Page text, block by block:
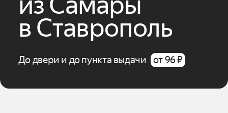
в Ставрополь
До двери и до пункта выдачи от 96 ₽